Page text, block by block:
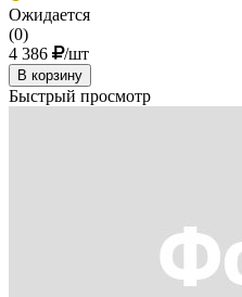
Ожидается
(0)
4 386
/шт
В корзину
Быстрый просмотр